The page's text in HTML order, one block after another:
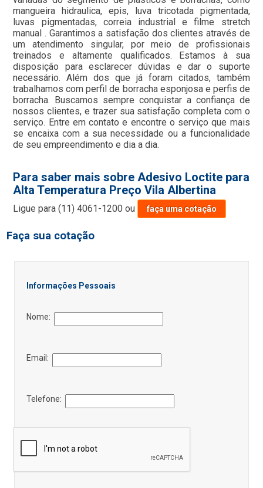
mangueira hidraulica, epis, luva tricotada pigmentada,
luvas pigmentadas, correia industrial e filme stretch
manual . Garantimos a satisfação dos clientes através de
um atendimento singular, por meio de profissionais
treinados e altamente qualificados. Estamos à sua
disposição para esclarecer dúvidas e dar o suporte
necessário. Além dos que já foram citados, também
trabalhamos com perfil de borracha esponjosa e perfis de
borracha. Buscamos sempre conquistar a confiança de
nossos clientes, e trazer sua satisfação completa com o
serviço. Entre em contato e encontre o serviço que mais
se encaixa com a sua necessidade ou a funcionalidade
de seu empreendimento e dia a dia.
Para saber mais sobre Adesivo Loctite para
Alta Temperatura Preço Vila Albertina
Ligue para(11) 4061-1200 ou faça uma cotação
Faça sua cotação
Informações Pessoais
Nome:
Email:
Telefone: